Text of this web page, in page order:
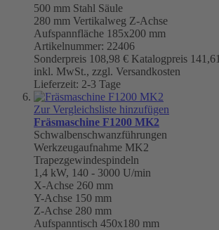
500 mm Stahl Säule
280 mm Vertikalweg Z-Achse
Aufspannfläche 185x200 mm
Artikelnummer: 22406
Sonderpreis 108,98 € Katalogpreis
inkl. MwSt., zzgl. Versandkosten
Lieferzeit: 2-3 Tage
Zur Vergleichsliste hinzufügen
Fräsmaschine F1200 MK2
Schwalbenschwanzführungen
Werkzeugaufnahme MK2
Trapezgewindespindeln
1,4 kW, 140 - 3000 U/min
X-Achse 260 mm
Y-Achse 150 mm
Z-Achse 280 mm
Aufspanntisch 450x180 mm